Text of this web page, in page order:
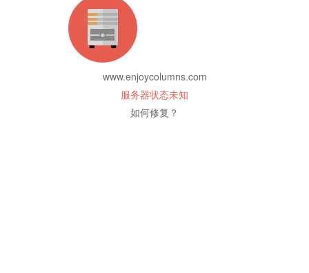
www.enjoycolumns.com
服务器状态未知
如何修复？